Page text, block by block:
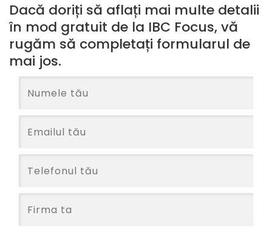
Dacă doriți să aflați mai multe detalii
în mod gratuit de la IBC Focus, vă
rugăm să completați formularul de
mai jos.